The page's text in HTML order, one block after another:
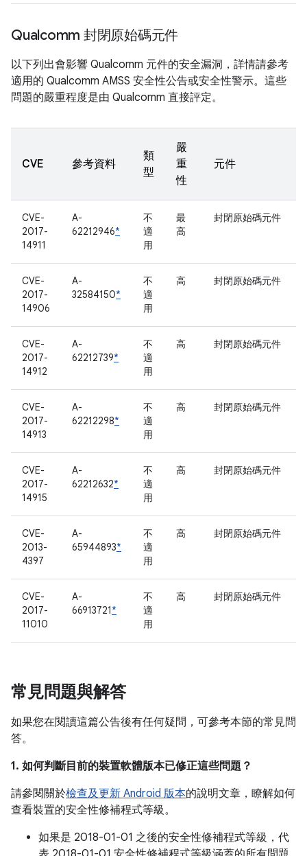
Qualcomm 封閉原始碼元件
以下列出會影響 Qualcomm 元件的安全漏洞，詳情請參考
適用的 Qualcomm AMSS 安全性公告或安全性警示。這些
問題的嚴重程度是由 Qualcomm 直接評定。
CVE 參考資料
類
型
嚴
重
性
元件
CVE-
2017-
14911
A-
62212946*
不
適
用
最
高
封閉原始碼元件
CVE-
2017-
14906
A-
32584150*
不
適
用
高 封閉原始碼元件
CVE-
2017-
14912
A-
62212739*
不
適
用
高 封閉原始碼元件
CVE-
2017-
14913
A-
62212298*
不
適
用
高 封閉原始碼元件
CVE-
2017-
14915
A-
62212632*
不
適
用
高 封閉原始碼元件
CVE-
2013-
4397
A-
65944893*
不
適
用
高 封閉原始碼元件
CVE-
2017-
11010
A-
66913721*
不
適
用
高 封閉原始碼元件
常見問題與解答
如果您在閱讀這篇公告後有任何疑問，可參考本節的常見問
答。
1. 如何判斷目前的裝置軟體版本已修正這些問題？
請參閱關於檢查及更新 Android 版本的說明文章，瞭解如何
查看裝置的安全性修補程式等級。
如果是 2018-01-01 之後的安全性修補程式等級，代